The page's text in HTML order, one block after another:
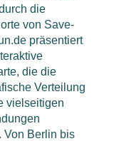
die
von Save-
präsentiert
die die
Verteilung
vielseitigen
Von Berlin bis